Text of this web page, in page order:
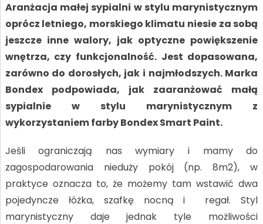
Aranżacja małej sypialni w stylu marynistycznym
oprócz letniego, morskiego klimatu niesie za sobą
jeszcze inne walory, jak optyczne powiększenie
wnętrza, czy funkcjonalność. Jest dopasowana,
zarówno do dorosłych, jak i najmłodszych. Marka
Bondex podpowiada, jak zaaranżować małą
sypialnie w stylu marynistycznym z
wykorzystaniem farby Bondex Smart Paint.
Jeśli ograniczają nas wymiary i mamy do
zagospodarowania nieduży pokój (np. 8m2), w
praktyce oznacza to, że możemy tam wstawić dwa
pojedyncze łóżka, szafkę nocną i regał. Styl
marynistyczny daje jednak tyle możliwości